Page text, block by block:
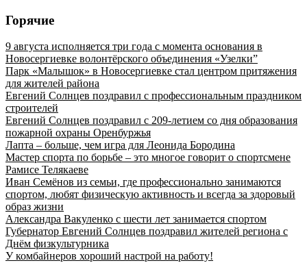
Горячие
9 августа исполняется три года с момента основания в
Новосергиевке волонтёрского объединения «Узелки”
Парк «Малышок» в Новосергиевке стал центром притяжения
для жителей района
Евгений Солнцев поздравил с профессиональным праздником
строителей
Евгений Солнцев поздравил с 209-летием со дня образования
пожарной охраны Оренбуржья
Лапта – больше, чем игра для Леонида Бородина
Мастер спорта по борьбе – это многое говорит о спортсмене
Рамисе Телякаеве
Иван Семёнов из семьи, где профессионально занимаются
спортом, любят физическую активность и всегда за здоровый
образ жизни
Александра Вакуленко с шести лет занимается спортом
Губернатор Евгений Солнцев поздравил жителей региона с
Днём физкультурника
У комбайнеров хороший настрой на работу!